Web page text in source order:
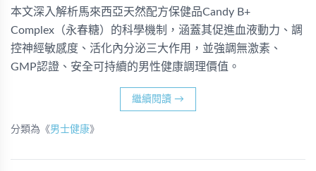
本文深入解析馬來西亞天然配方保健品Candy B+
Complex（永春糖）的科學機制，涵蓋其促進血液動力、調
控神經敏感度、活化內分泌三大作用，並強調無激素、
GMP認證、安全可持續的男性健康調理價值。
繼續閱讀 →
分類為《男士健康》